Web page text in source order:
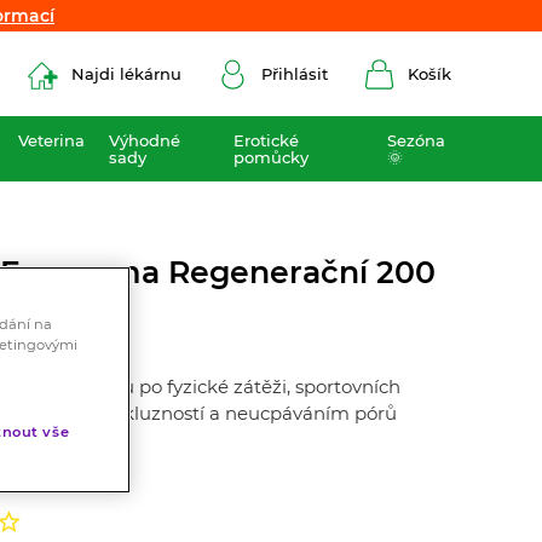
Najdi lékárnu Přihlásit Košík
Veterina
Výhodné
sady
Erotické
pomůcky
Sezóna
🌞
Regenerační 200
rychlou úlevu po fyzické zátěži, sportovních
s vynikající skluzností a neucpáváním pórů
na
vše